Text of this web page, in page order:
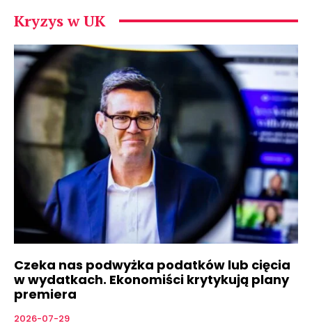
Kryzys w UK
Czeka nas podwyżka podatków lub cięcia
w wydatkach. Ekonomiści krytykują plany
premiera
2026-07-29